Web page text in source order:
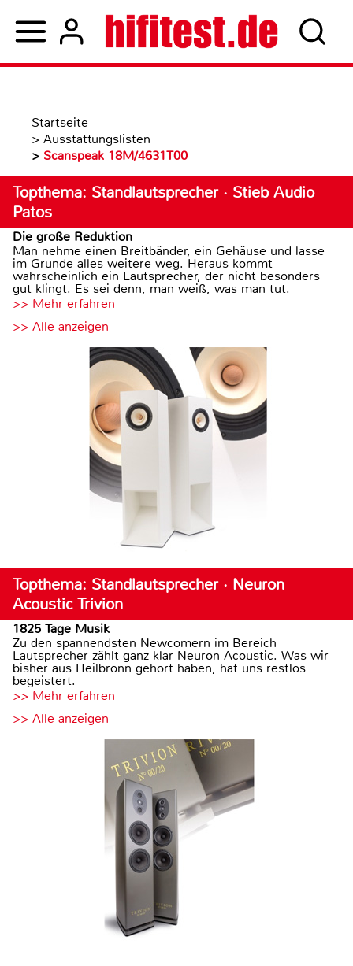
Startseite
> Ausstattungslisten
> Scanspeak 18M/4631T00
Topthema: Standlautsprecher · Stieb Audio
Patos
Die große Reduktion
Man nehme einen Breitbänder, ein Gehäuse und lasse
im Grunde alles weitere weg. Heraus kommt
wahrscheinlich ein Lautsprecher, der nicht besonders
gut klingt. Es sei denn, man weiß, was man tut.
>> Mehr erfahren
>> Alle anzeigen
Topthema: Standlautsprecher · Neuron
Acoustic Trivion
1825 Tage Musik
Zu den spannendsten Newcomern im Bereich
Lautsprecher zählt ganz klar Neuron Acoustic. Was wir
bisher aus Heilbronn gehört haben, hat uns restlos
begeistert.
>> Mehr erfahren
>> Alle anzeigen